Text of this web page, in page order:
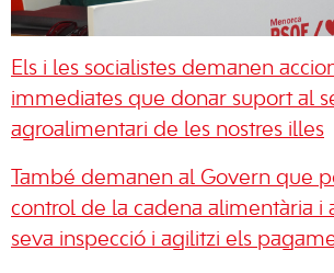
Els i les socialistes demanen
immediates que donar suport al
agroalimentari de les nostres illes
També demanen al Govern que
control de la cadena alimentària i
seva inspecció i agilitzi els